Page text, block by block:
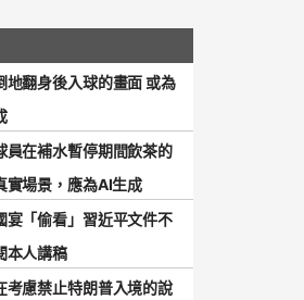
地翻身後入球的畫面 或為
員在補水暫停期間飲茶的
實場景，應為AI生成
宴「偷看」習近平文件不
本人講稿
考慮禁止特朗普入境的說